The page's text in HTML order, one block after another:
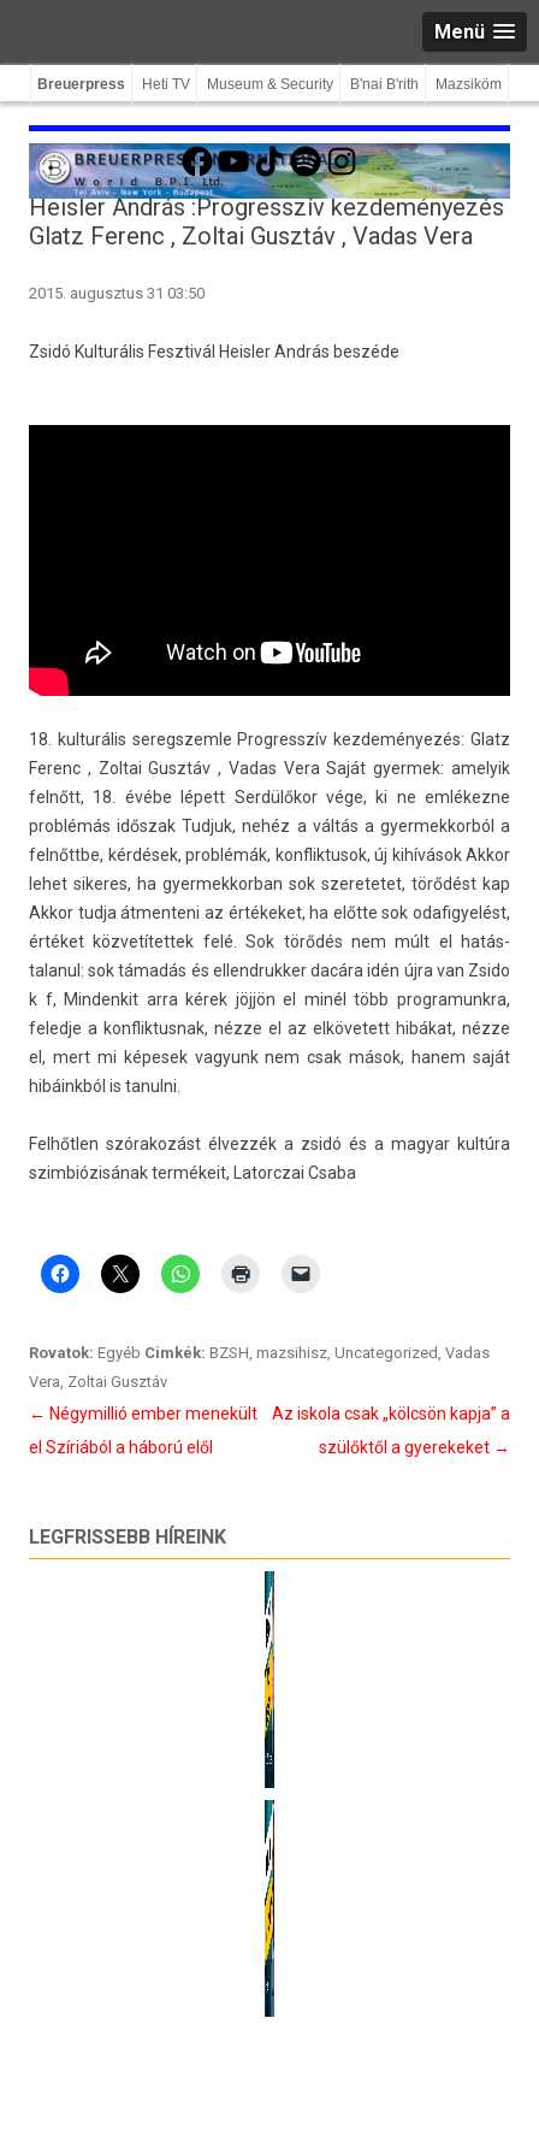
Menü
Breuerpress Heti TV Museum & Security B'nai B'rith Mazsiköm
Facebook
YouTube
TikTokSpotifyInstagram
Heisler András :Progresszív kezdeményezés
Glatz Ferenc , Zoltai Gusztáv , Vadas Vera
2015. augusztus 31 03:50
Zsidó Kul­turális Fesztivál Heisl­er András beszéde
18. kul­turális seregszem­le Pro­gresszív kez­deményezés: Glatz
Ferenc , Zol­tai Gusztáv , Vadas Vera Saját gyer­mek: amelyik
felnőtt, 18. évébe lépett Serdülőkor vége, ki ne emlékezne
problémás időszak Tud­juk, nehéz a váltás a gyer­mekkor­ból a
felnőttbe, kérdések, problémák, konflik­tusok, új kihívások Akkor
lehet sikeres, ha gyer­mekkor­ban sok szeretetet, törődést kap
Akkor tudja átmen­teni az értékeket, ha előtte sok odafigyelést,
értéket köz­vetítet­tek felé. Sok törődés nem múlt el hatás­
talanul: sok támadás és el­lendrukk­er dacára idén újra van Zsido
k f, Min­denkit arra kérek jöjjön el minél több pro­gramunkra,
feled­je a konflik­tusnak, nézze el az el­követett hibákat, nézze
el, mert mi képesek vagyunk nem csak mások, hanem saját
hibáinkból is tanul­ni.
Felhőtlen szórakozást élvezzék a zsidó és a magyar kultúra
szim­biózisának termékeit, Latorczai Csaba
Rovatok: Egyéb Cimkék: BZSH, mazsihisz, Uncategorized, Vadas
Vera, Zoltai Gusztáv
Bejegyzés
navigáció
← Négymillió ember menekült
el Szíriából a háború elől
Az iskola csak „kölcsön kapja” a
szülőktől a gyerekeket →
LEGFRISSEBB HÍREINK
Pirkadat: Becsey Zsolt – Mi lesz a pótköltségvetésben?